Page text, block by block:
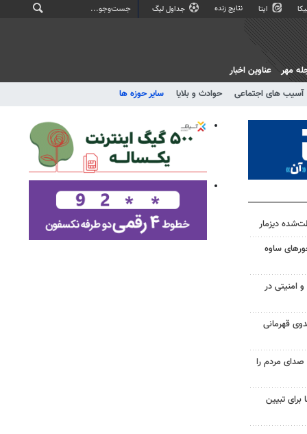
ایتا نتایج زنده جداول لیگ
آسیب های اجتماعی حوادث و بلایا سایر حوزه ها
مهر عناوین اخبار
دیزمار
ساوه
امنیتی در
قهرمانی
مردم را
تبیین